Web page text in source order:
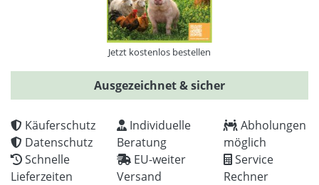
Jetzt kostenlos bestellen
Ausgezeichnet & sicher
Käuferschutz
Datenschutz
Schnelle
Lieferzeiten
Individuelle
Beratung
EU-weiter
Versand
Abholungen
möglich
Service
Rechner